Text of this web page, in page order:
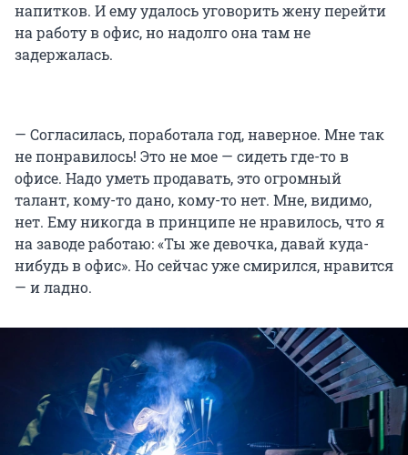
напитков. И ему удалось уговорить жену перейти
на работу в офис, но надолго она там не
задержалась.
— Согласилась, поработала год, наверное. Мне так
не понравилось! Это не мое — сидеть где-то в
офисе. Надо уметь продавать, это огромный
талант, кому-то дано, кому-то нет. Мне, видимо,
нет. Ему никогда в принципе не нравилось, что я
на заводе работаю: «Ты же девочка, давай куда-
нибудь в офис». Но сейчас уже смирился, нравится
— и ладно.